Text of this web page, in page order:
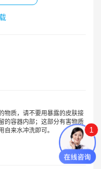
物质，请不要用暴露的皮肤接
的容器内部；这部分有害物质
自来水冲洗即可。
1